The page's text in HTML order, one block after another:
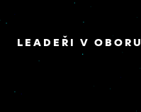
LEADEŘI V OBORU